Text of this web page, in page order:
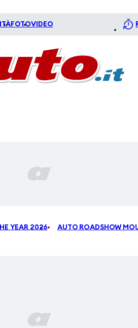
FOTOVIDEO
YEAR 2026 AUTO ROADSHOW